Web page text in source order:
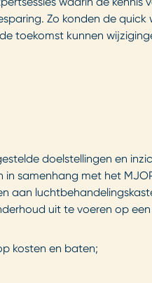
Zo konden de quick
toekomst kunnen
doelstellingen en
samenhang met het
aan
uit te voeren op
kosten en baten;